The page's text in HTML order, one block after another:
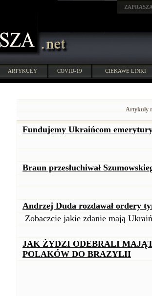
ARTYKUŁY COVID-19 CIEKAWE LINKI
Artykuły
Fundujemy Ukraińcom
Braun przesłuchiwał
Andrzej Duda rozdawał ordery
Zobaczcie jakie zdanie mają
JAK ŻYDZI ODEBRALI
POLAKÓW DO BRAZYLII